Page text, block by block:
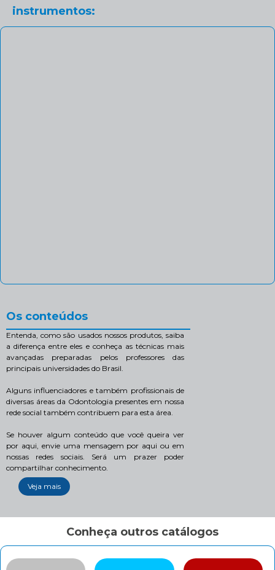
instrumentos:
Os conteúdos
Entenda, como são usados nossos produtos, saiba
a diferença entre eles e conheça as técnicas mais
avançadas preparadas pelos professores das
principais universidades do Brasil.
Alguns influenciadores e também profissionais de
diversas áreas da Odontologia presentes em nossa
rede social também contribuem para esta área.
Se houver algum conteúdo que você queira ver
por aqui, envie uma mensagem por aqui ou em
nossas redes sociais. Será um prazer poder
compartilhar conhecimento.
Veja mais
Conheça outros catálogos